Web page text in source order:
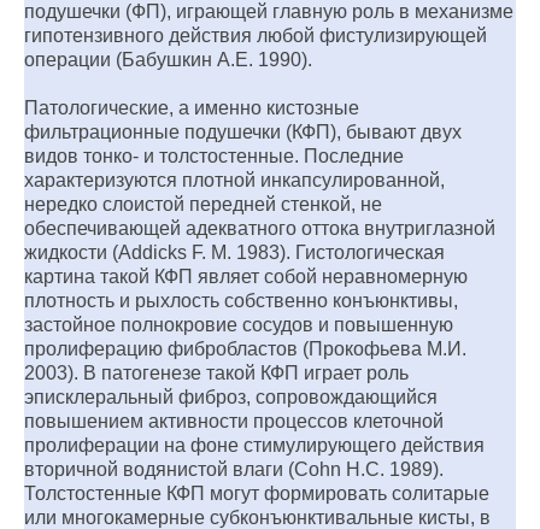
подушечки (ФП), играющей главную роль в механизме
гипотензивного действия любой фистулизирующей
операции (Бабушкин А.Е. 1990).
Патологические, а именно кистозные
фильтрационные подушечки (КФП), бывают двух
видов тонко- и толстостенные. Последние
характеризуются плотной инкапсулированной,
нередко слоистой передней стенкой, не
обеспечивающей адекватного оттока внутриглазной
жидкости (Addicks F. M. 1983). Гистологическая
картина такой КФП являет собой неравномерную
плотность и рыхлость собственно конъюнктивы,
застойное полнокровие сосудов и повышенную
пролиферацию фибробластов (Прокофьева М.И.
2003). В патогенезе такой КФП играет роль
эписклеральный фиброз, сопровождающийся
повышением активности процессов клеточной
пролиферации на фоне стимулирующего действия
вторичной водянистой влаги (Cohn H.C. 1989).
Толстостенные КФП могут формировать солитарые
или многокамерные субконъюнктивальные кисты, в